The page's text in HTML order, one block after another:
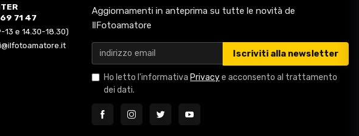
71 47
13 e 14.30-18.30)
Aggiornamenti in anteprima su tutte le novità de
IlFotoamatore
Iscriviti alla newsletter
Ho letto l'informativa Privacye acconsento al trattamento
dei dati.